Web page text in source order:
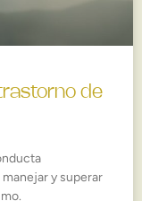
de
y superar